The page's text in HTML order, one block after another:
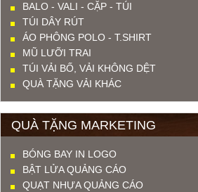
BALO - VALI - CẶP - TÚI
TÚI DÂY RÚT
ÁO PHÔNG POLO - T.SHIRT
MŨ LƯỠI TRAI
TÚI VẢI BỐ, VẢI KHÔNG DỆT
QUÀ TẶNG VẢI KHÁC
QUÀ TẶNG MARKETING
BÓNG BAY IN LOGO
BẬT LỬA QUẢNG CÁO
QUẠT NHỰA QUẢNG CÁO